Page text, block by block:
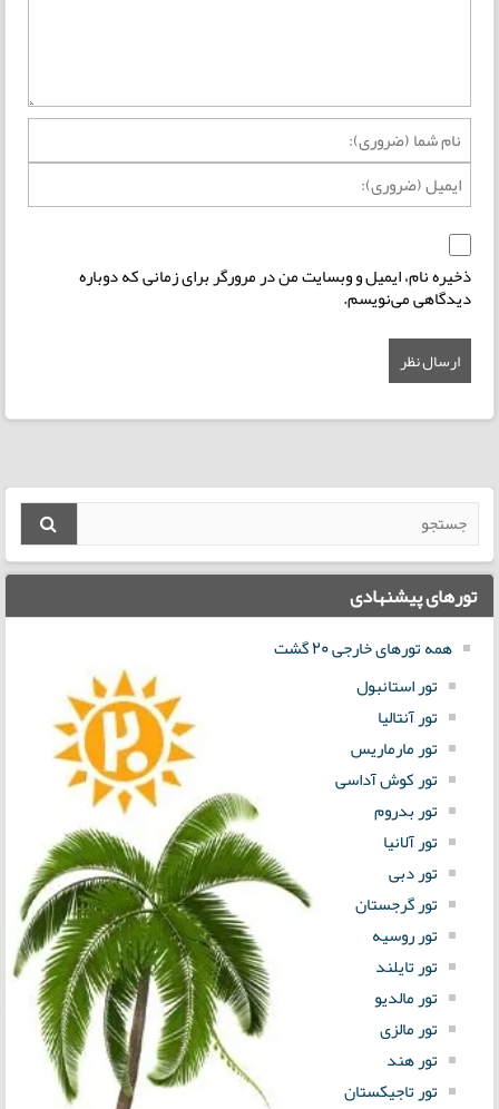
ذخیره نام، ایمیل و وبسایت من در مرورگر برای زمانی که دوباره
دیدگاهی می‌نویسم.
تورهای پیشنهادی
همه تورهای خارجی 20 گشت
تور استانبول
تور آنتالیا
تور مارماریس
تور کوش آداسی
تور بدروم
تور آلانیا
تور دبی
تور گرجستان
تور روسیه
تور تایلند
تور مالدیو
تور مالزی
تور هند
تور تاجیکستان